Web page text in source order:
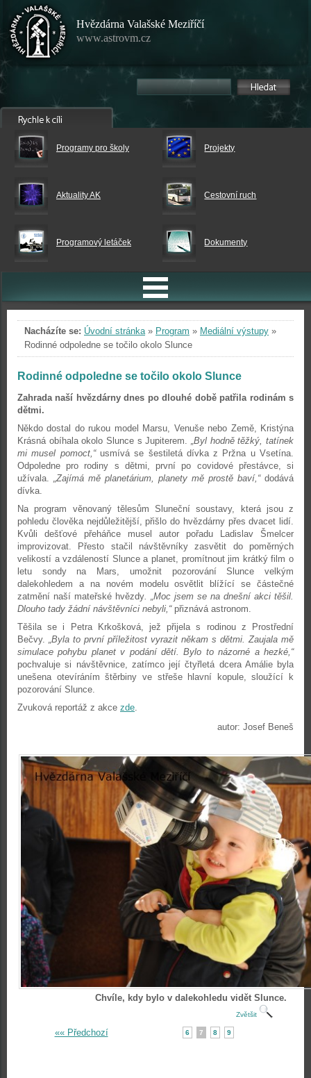
Hvězdárna Valašské Meziříčí
www.astrovm.cz
Programy pro školy Projekty
Aktuality AK Cestovní ruch
Programový letáček Dokumenty
Nacházíte se: Úvodní stránka» Program » Mediální výstupy »
Rodinné odpoledne se točilo okolo Slunce
Rodinné odpoledne se točilo okolo Slunce
Zahrada naší hvězdárny dnes po dlouhé době patřila rodinám s
dětmi.
Někdo dostal do rukou model Marsu, Venuše nebo Země, Kristýna
Krásná obíhala okolo Slunce s Jupiterem. „Byl hodně těžký, tatínek
mi musel pomoct,“usmívá se šestiletá dívka z Pržna u Vsetína.
Odpoledne pro rodiny s dětmi, první po covidové přestávce, si
užívala. „Zajímá mě planetárium, planety mě prostě baví,“ dodává
dívka.
Na program věnovaný tělesům Sluneční soustavy, která jsou z
pohledu člověka nejdůležitější, přišlo do hvězdárny přes dvacet lidí.
Kvůli dešťové přeháňce musel autor pořadu Ladislav Šmelcer
improvizovat. Přesto stačil návštěvníky zasvětit do poměrných
velikostí a vzdáleností Slunce a planet, promítnout jim krátký film o
letu sondy na Mars, umožnit pozorování Slunce velkým
dalekohledem a na novém modelu osvětlit blížící se částečné
zatmění naší mateřské hvězdy. „Moc jsem se na dnešní akci těšil.
Dlouho tady žádní návštěvníci nebyli,“ přiznává astronom.
Těšila se i Petra Krkošková, jež přijela s rodinou z Prostřední
Bečvy. „Byla to první příležitost vyrazit někam s dětmi. Zaujala mě
simulace pohybu planet v podání dětí. Bylo to názorné a hezké,“
pochvaluje si návštěvnice, zatímco její čtyřletá dcera Amálie byla
unešena otevíráním štěrbiny ve střeše hlavní kopule, sloužící k
pozorování Slunce.
Zvuková reportáž z akce zde.
autor: Josef Beneš
Chvíle, kdy bylo v dalekohledu vidět Slunce.
Zvětšit
«« Předchozí 6 7 8 9